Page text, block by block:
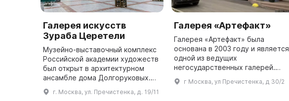
Галерея искусств
Зураба Церетели
Музейно-выставочный комплекс
Российской академии художеств
был открыт в архитектурном
ансамбле дома Долгоруковых.
Здание представляет собой
комплекс из многих залов и
г. Москва, ул. Пречистенка, д. 19/11
Галерея «Артефакт»
Галерея «Артефакт» была
основана в 2003 году и является
одной из ведущих
негосударственных галерей.
Здесь проводятся до 10
выставок в год, а также
г Москва, ул Пречистенка, д 30/2